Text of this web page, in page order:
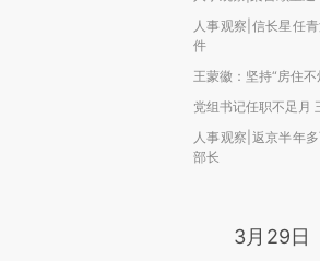
人事观察|信长星任
件
王蒙徽：坚持“房住
党组书记任职不足月
人事观察|返京半年
部长
3月29日，